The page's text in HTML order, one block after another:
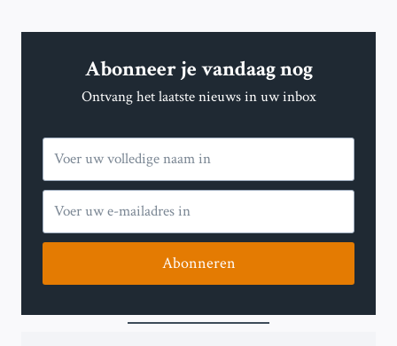
Abonneer je vandaag nog
Ontvang het laatste nieuws in uw inbox
Abonneren